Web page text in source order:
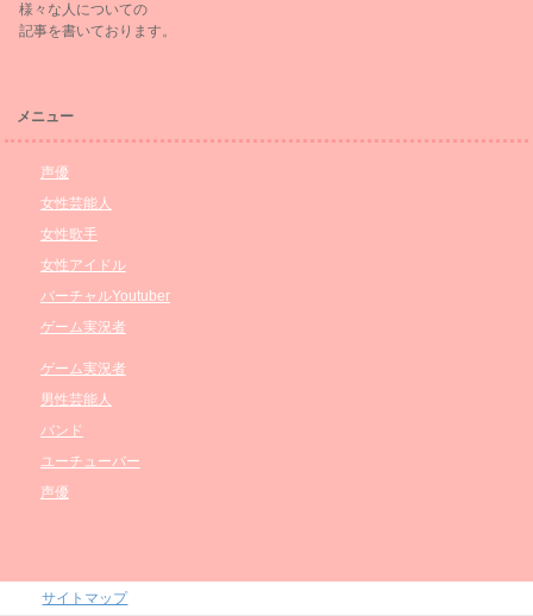
様々な人についての
記事を書いております。
メニュー
声優
女性芸能人
女性歌手
女性アイドル
バーチャルYoutuber
ゲーム実況者
ゲーム実況者
男性芸能人
バンド
ユーチューバー
声優
サイトマップ